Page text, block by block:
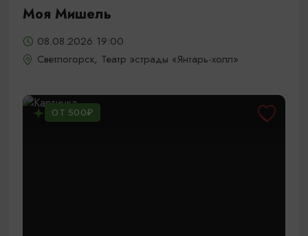
Моя Мишель
08.08.2026 19:00
Светлогорск, Театр эстрады «Янтарь-холл»
ОТ 500₽